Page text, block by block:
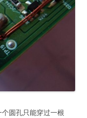
圆孔只能穿过一根